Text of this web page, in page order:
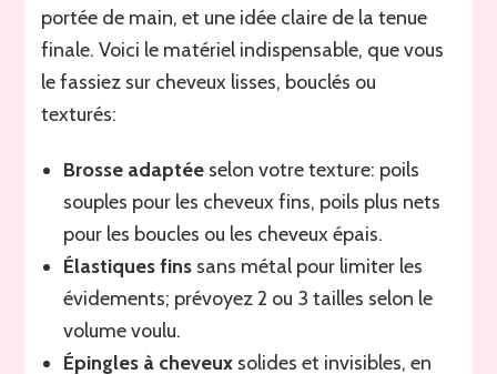
portée de main, et une idée claire de la tenue
finale. Voici le matériel indispensable, que vous
le fassiez sur cheveux lisses, bouclés ou
texturés:
Brosse adaptée selon votre texture: poils
souples pour les cheveux fins, poils plus nets
pour les boucles ou les cheveux épais.
Élastiques fins sans métal pour limiter les
évidements; prévoyez 2 ou 3 tailles selon le
volume voulu.
Épingles à cheveux solides et invisibles, en